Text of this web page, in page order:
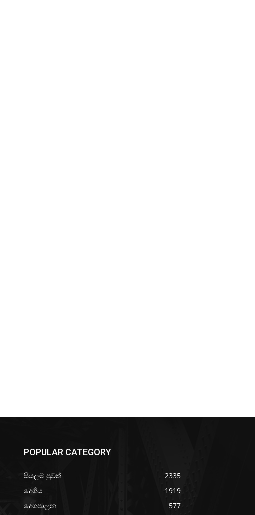
POPULAR CATEGORY
සියලුම පුවත්
2335
දේශීය
1919
දේශපාලන
577